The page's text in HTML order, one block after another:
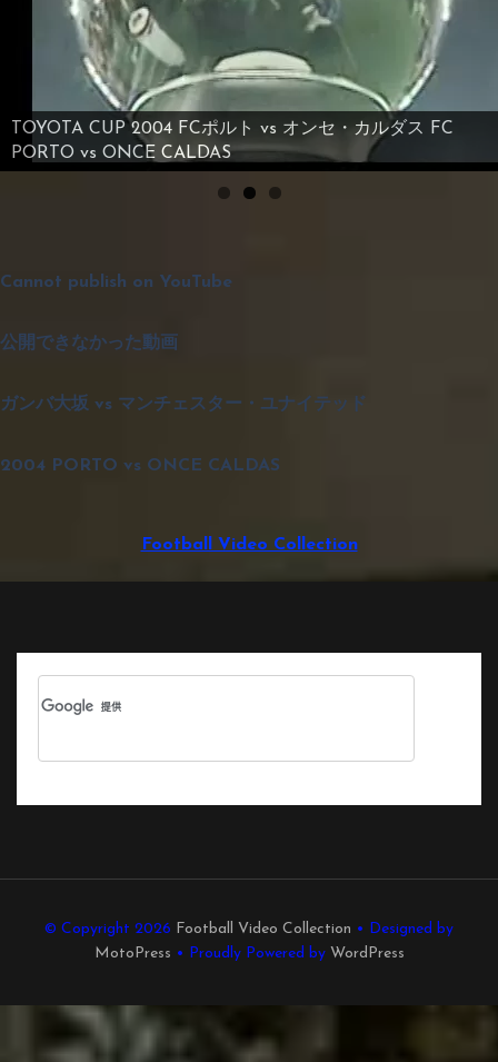
FIFA CLUB WORLD CUP JAPAN 2008 準決勝 ガンバ大坂
vs マンチェスター・ユナイテッド
Cannot publish on YouTube
公開できなかった動画
ガンバ大坂 vs マンチェスター・ユナイテッド
2004 PORTO vs ONCE CALDAS
Football Video Collection
© Copyright 2026 Football Video Collection • Designed by
MotoPress • Proudly Powered by WordPress